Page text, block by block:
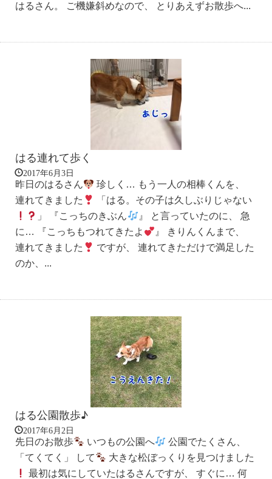
はるさん。 ご機嫌斜めなので、 とりあえずお散歩へ...
はる連れて歩く
2017年6月3日
昨日のはるさん
珍しく… もう一人の相棒くんを、
連れてきました
「はる。その子は久しぶりじゃない
」 『こっちのきぶん
』 と言っていたのに、 急
に… 『こっちもつれてきたよ
』 きりんくんまで、
連れてきました
ですが、 連れてきただけで満足した
のか、...
はる公園散歩♪
2017年6月2日
先日のお散歩 いつもの公園へ
公園でたくさん、
「てくてく」 して
大きな松ぼっくりを見つけました
最初は気にしていたはるさんですが、 すぐに… 何